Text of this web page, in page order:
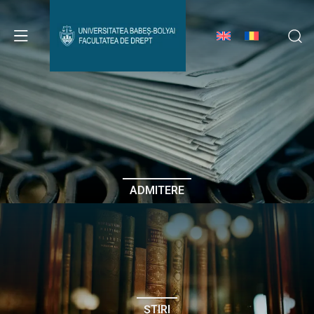
Avizier Studenți
Studii
Admitere
Erasmus & Internațional
Despre Facultate
ADMITERE
ȘTIRI